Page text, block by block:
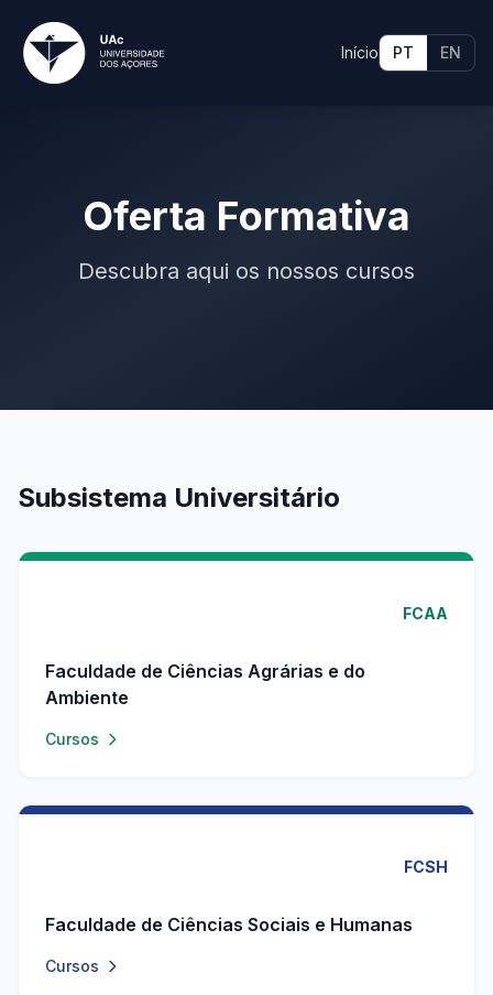
Início PT EN
Oferta Formativa
Descubra aqui os nossos cursos
Subsistema Universitário
FCAA
Faculdade de Ciências Agrárias e do
Ambiente
Cursos
FCSH
Faculdade de Ciências Sociais e Humanas
Cursos